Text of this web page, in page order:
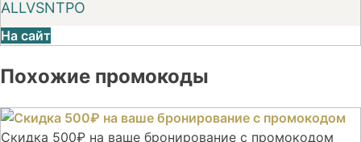
ALLVSNTPO
На сайт
Похожие промокоды
Скидка 500₽ на ваше бронирование с промокодом